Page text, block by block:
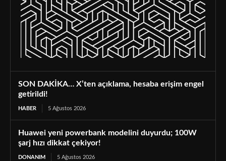
SON DAKİKA… X’ten açıklama, hesaba erişim engel
getirildi!
HABER 5 Ağustos 2026
Huawei yeni powerbank modelini duyurdu; 100W
şarj hızı dikkat çekiyor!
DONANIM 5 Ağustos 2026